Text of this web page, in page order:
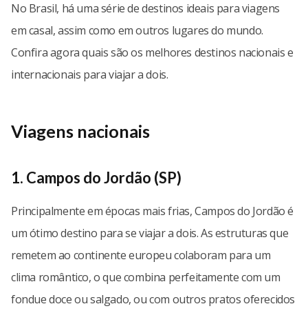
No Brasil, há uma série de destinos ideais para viagens
em casal, assim como em outros lugares do mundo.
Confira agora quais são os melhores destinos nacionais e
internacionais para viajar a dois.
Viagens nacionais
1. Campos do Jordão (SP)
Principalmente em épocas mais frias, Campos do Jordão é
um ótimo destino para se viajar a dois. As estruturas que
remetem ao continente europeu colaboram para um
clima romântico, o que combina perfeitamente com um
fondue doce ou salgado, ou com outros pratos oferecidos